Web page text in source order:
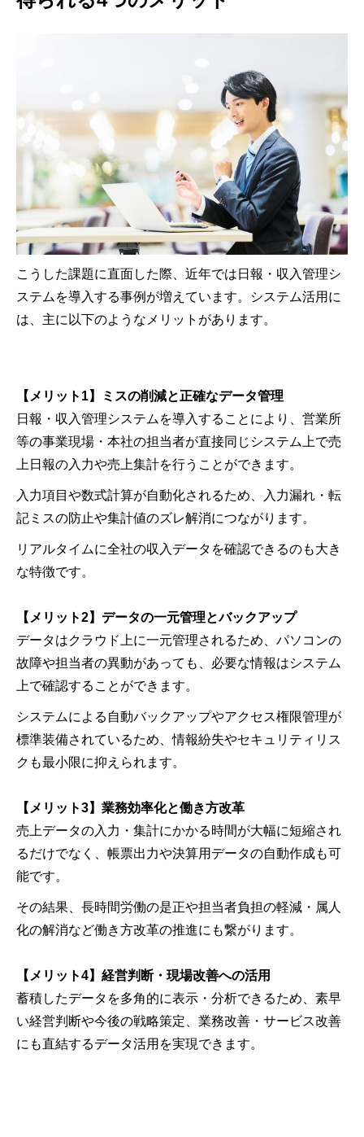
こうした課題に直面した際、近年では日報・収入管理シ
ステムを導入する事例が増えています。システム活用に
は、主に以下のようなメリットがあります。
【メリット1】ミスの削減と正確なデータ管理
日報・収入管理システムを導入することにより、営業所
等の事業現場・本社の担当者が直接同じシステム上で売
上日報の入力や売上集計を行うことができます。
入力項目や数式計算が自動化されるため、入力漏れ・転
記ミスの防止や集計値のズレ解消につながります。
リアルタイムに全社の収入データを確認できるのも大き
な特徴です。
【メリット2】データの一元管理とバックアップ
データはクラウド上に一元管理されるため、パソコンの
故障や担当者の異動があっても、必要な情報はシステム
上で確認することができます。
システムによる自動バックアップやアクセス権限管理が
標準装備されているため、情報紛失やセキュリティリス
クも最小限に抑えられます。
【メリット3】業務効率化と働き方改革
売上データの入力・集計にかかる時間が大幅に短縮され
るだけでなく、帳票出力や決算用データの自動作成も可
能です。
その結果、長時間労働の是正や担当者負担の軽減・属人
化の解消など働き方改革の推進にも繋がります。
【メリット4】経営判断・現場改善への活用
蓄積したデータを多角的に表示・分析できるため、素早
い経営判断や今後の戦略策定、業務改善・サービス改善
にも直結するデータ活用を実現できます。